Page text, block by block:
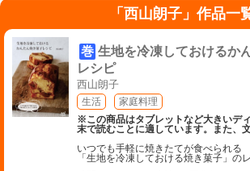
「 西山朗子」作品一
巻 生地を冷凍しておけるか
レシピ
西山朗子
生活
家庭料理
※この商品はタブレットなど大きいデ
末で読むことに適しています。また、
いつでも手軽に焼きたてが食べられる
「生地を冷凍しておける焼き菓子」の